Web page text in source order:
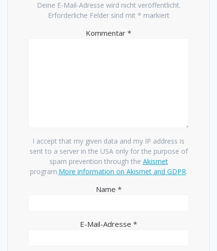
Deine E-Mail-Adresse wird nicht veröffentlicht.
Erforderliche Felder sind mit * markiert
Kommentar *
I accept that my given data and my IP address is
sent to a server in the USA only for the purpose of
spam prevention through the Akismet
program.More information on Akismet and GDPR.
Name *
E-Mail-Adresse *